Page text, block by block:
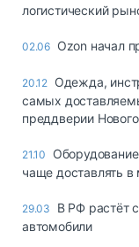
логистический
02.06 Ozon начал
20.12 Одежда,
самых
преддверии
21.10
чаще доставлять
29.03
В РФ растёт
автомобили